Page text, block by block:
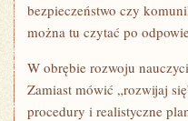
bezpieczeństwo czy
można tu czytać po
W obrębie rozwoju
Zamiast mówić „rozwijaj
procedury i realistyczne